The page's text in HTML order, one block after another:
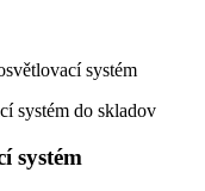
systém
systém